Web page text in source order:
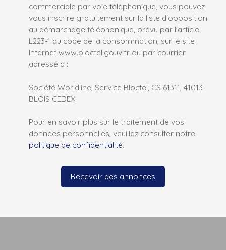
commerciale par voie téléphonique, vous pouvez
vous inscrire gratuitement sur la liste d'opposition
au démarchage téléphonique, prévu par l'article
L223-1 du code de la consommation, sur le site
Internet www.bloctel.gouv.fr ou par courrier
adressé à :
Société Worldline, Service Bloctel, CS 61311, 41013
BLOIS CEDEX.
Pour en savoir plus sur le traitement de vos
données personnelles, veuillez consulter notre
politique de confidentialité.
Recevoir des annonces